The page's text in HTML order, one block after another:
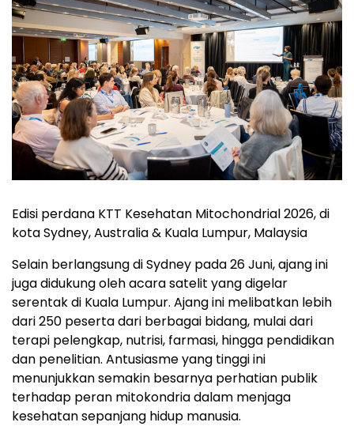
Edisi perdana KTT Kesehatan Mitochondrial 2026, di
kota Sydney, Australia & Kuala Lumpur, Malaysia
Selain berlangsung di Sydney pada 26 Juni, ajang ini
juga didukung oleh acara satelit yang digelar
serentak di Kuala Lumpur. Ajang ini melibatkan lebih
dari 250 peserta dari berbagai bidang, mulai dari
terapi pelengkap, nutrisi, farmasi, hingga pendidikan
dan penelitian. Antusiasme yang tinggi ini
menunjukkan semakin besarnya perhatian publik
terhadap peran mitokondria dalam menjaga
kesehatan sepanjang hidup manusia.